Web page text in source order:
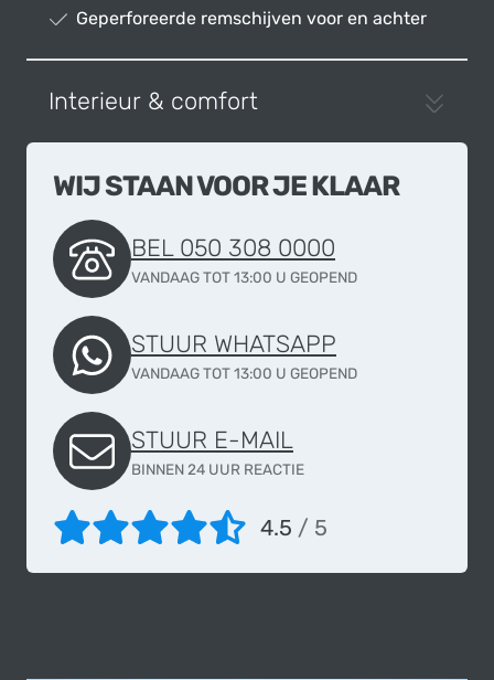
Geperforeerde remschijven voor en achter
Interieur & comfort
WIJ STAAN VOOR JE KLAAR
BEL 050 308 0000
VANDAAG TOT 13:00 U GEOPEND
STUUR WHATSAPP
VANDAAG TOT 13:00 U GEOPEND
STUUR E-MAIL
BINNEN 24 UUR REACTIE
4.5 / 5